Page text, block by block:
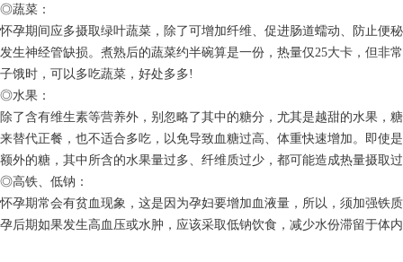
◎蔬菜：
怀孕期间应多摄取绿叶蔬菜，除了可增加纤维、促进肠道蠕动、防止便
发生神经管缺损。煮熟后的蔬菜约半碗算是一份，热量仅25大卡，但非
子饿时，可以多吃蔬菜，好处多多!
◎水果：
除了含有维生素等营养外，别忽略了其中的糖分，尤其是越甜的水果，
来替代正餐，也不适合多吃，以免导致血糖过高、体重快速增加。即使
额外的糖，其中所含的水果量过多、纤维质过少，都可能造成热量摄取
◎高铁、低钠：
怀孕期常会有贫血现象，这是因为孕妇要增加血液量，所以，须加强铁
孕后期如果发生高血压或水肿，应该采取低钠饮食，减少水份滞留于体